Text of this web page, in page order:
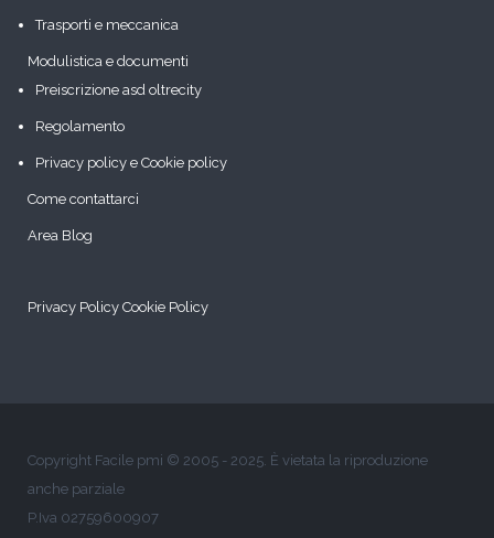
Trasporti e meccanica
Modulistica e documenti
Preiscrizione asd oltrecity
Regolamento
Privacy policy e Cookie policy
Come contattarci
Area Blog
Privacy Policy Cookie Policy
Copyright Facile pmi © 2005 - 2025. È vietata la riproduzione
anche parziale
P.Iva 02759600907